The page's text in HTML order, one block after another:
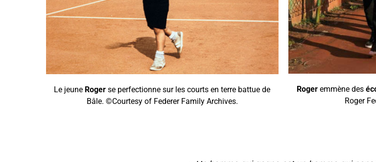
Le jeune Roger se perfectionne sur les courts en terre battue de
Bâle. ©Courtesy of Federer Family Archives.
Roger emmène des
Roger